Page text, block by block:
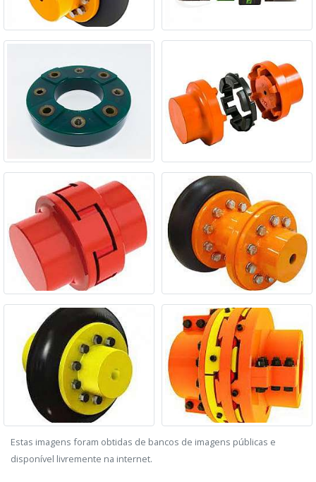
Estas imagens foram obtidas de bancos de imagens públicas e
disponível livremente na internet.